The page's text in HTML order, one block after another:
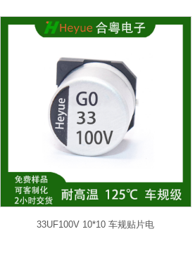
33UF100V 10*10 车规贴片电